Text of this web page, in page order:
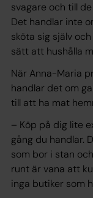
svagare och till
Det handlar inte
sköta sig själv
sätt att hushålla
När Anna-Maria
handlar det om
till att ha mat
– Köp på dig lite
gång du handlar.
som bor i stan
runt är vana att
inga butiker som